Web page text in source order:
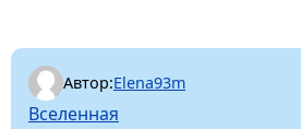
Автор:Elena93m
Вселенная